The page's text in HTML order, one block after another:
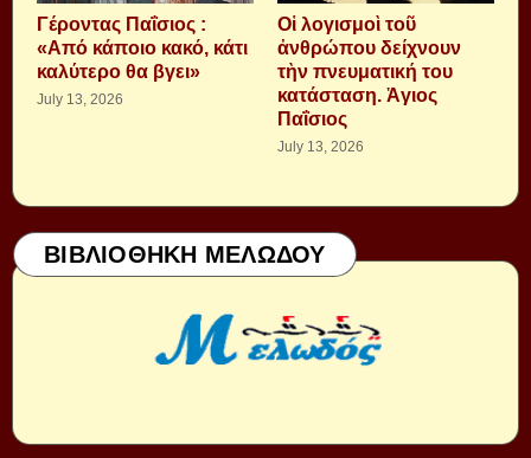
Γέροντας Παΐσιος :
«Από κάποιο κακό, κάτι
καλύτερο θα βγει»
July 13, 2026
Οἱ λογισμοὶ τοῦ
ἀνθρώπου δείχνουν
τὴν πνευματική του
κατάσταση. Ἁγιος
Παΐσιος
July 13, 2026
ΒΙΒΛΙΟΘΗΚΗ ΜΕΛΩΔΟΥ